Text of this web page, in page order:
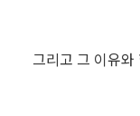
그리고 그 이유